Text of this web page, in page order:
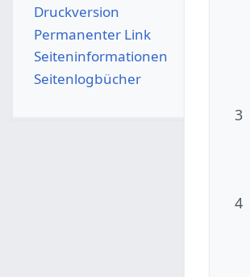
3
4
Druckversion
Permanenter Link
Seiten­­informationen
Seitenlogbücher